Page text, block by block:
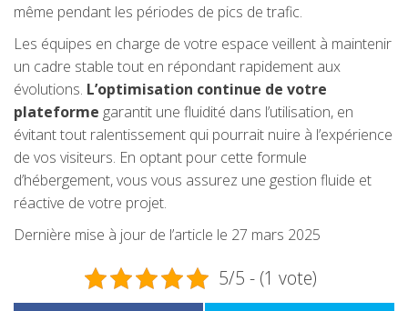
même pendant les périodes de pics de trafic.
Les équipes en charge de votre espace veillent à maintenir
un cadre stable tout en répondant rapidement aux
évolutions. L’optimisation continue de votre
plateforme garantit une fluidité dans l’utilisation, en
évitant tout ralentissement qui pourrait nuire à l’expérience
de vos visiteurs. En optant pour cette formule
d’hébergement, vous vous assurez une gestion fluide et
réactive de votre projet.
Dernière mise à jour de l’article le 27 mars 2025
5/5 - (1 vote)